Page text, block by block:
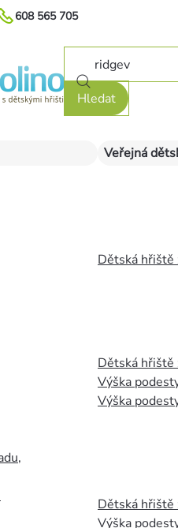
608 565 705
Hledat
,
Veřejná
Dětská hřiště
Dětská hřiště
Výška
Výška
Dětská hřiště
Výška